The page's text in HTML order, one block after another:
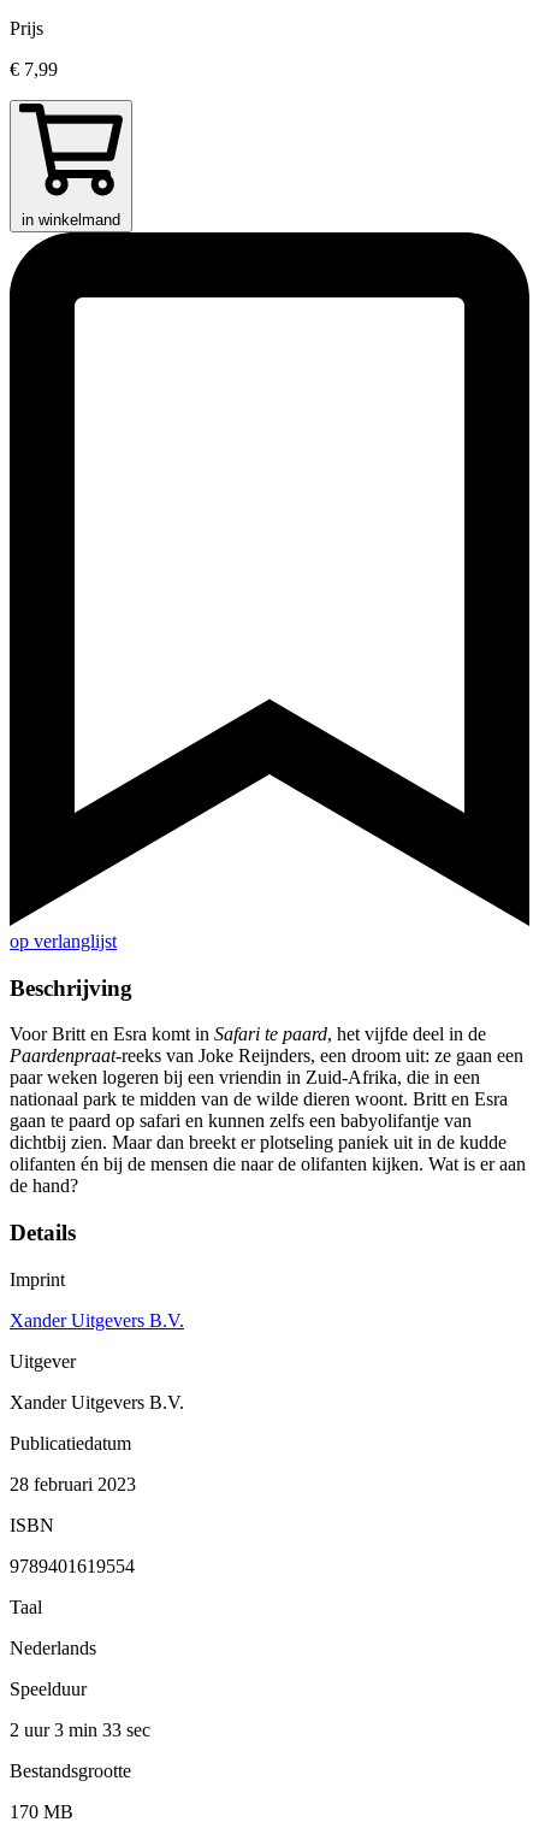
Prijs
€ 7,99
in winkelmand
op verlanglijst
Beschrijving
Voor Britt en Esra komt in Safari te paard, het vijfde deel in de
Paardenpraat-reeks van Joke Reijnders, een droom uit: ze gaan een
paar weken logeren bij een vriendin in Zuid-Afrika, die in een
nationaal park te midden van de wilde dieren woont. Britt en Esra
gaan te paard op safari en kunnen zelfs een babyolifantje van
dichtbij zien. Maar dan breekt er plotseling paniek uit in de kudde
olifanten én bij de mensen die naar de olifanten kijken. Wat is er aan
de hand?
Details
Imprint
Xander Uitgevers B.V.
Uitgever
Xander Uitgevers B.V.
Publicatiedatum
28 februari 2023
ISBN
9789401619554
Taal
Nederlands
Speelduur
2 uur 3 min 33 sec
Bestandsgrootte
170 MB